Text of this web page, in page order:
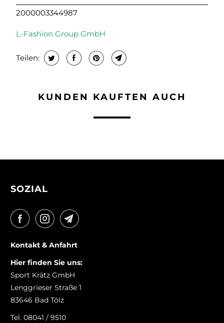
2000003344987
L-Fashion Group GmbH
Teilen:
KUNDEN KAUFTEN AUCH
SOZIAL
Kontakt & Anfahrt
Hier finden Sie uns:
Sport Krätz GmbH
Lenggrieser Straße 1
83646 Bad Tölz
Tel. 08041 / 9510